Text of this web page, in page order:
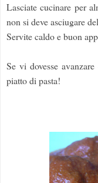
Lasciate cucinare per
non si deve asciugare
Servite caldo e buon
Se vi dovesse
piatto di pasta!